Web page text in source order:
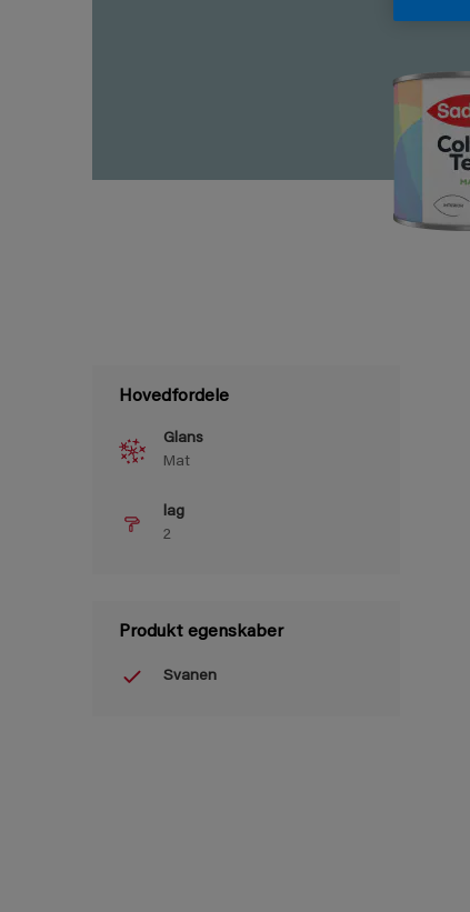
Hovedfordele
Glans
Mat
lag
2
Produkt egenskaber
Svanen